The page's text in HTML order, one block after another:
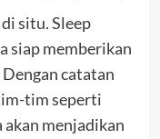
situ. Sleep
siap memberikan
catatan
tim seperti
akan menjadikan